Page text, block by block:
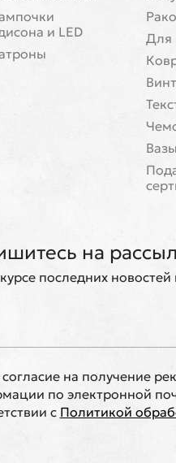
и LED
Для
на
курсе последних
на получение
по электронной
с Политикой